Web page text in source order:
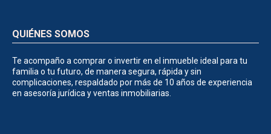
QUIÉNES SOMOS
Te acompaño a comprar o invertir en el inmueble ideal para tu
familia o tu futuro, de manera segura, rápida y sin
complicaciones, respaldado por más de 10 años de experiencia
en asesoría jurídica y ventas inmobiliarias.